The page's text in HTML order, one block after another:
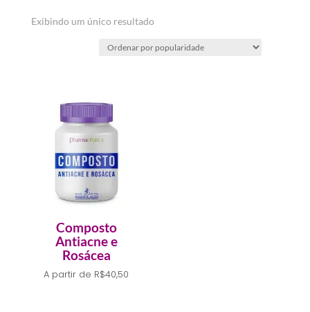
Exibindo um único resultado
Composto
Antiacne e
Rosácea
A partir de R$40,50